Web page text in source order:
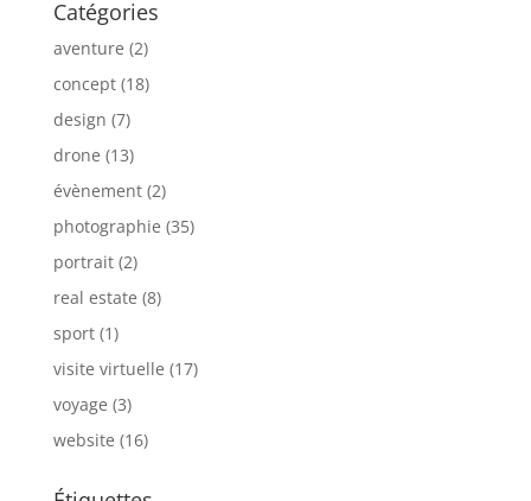
Catégories
aventure (2)
concept(18)
design (7)
drone (13)
évènement(2)
photographie (35)
portrait(2)
real estate (8)
sport(1)
visite virtuelle (17)
voyage (3)
website (16)